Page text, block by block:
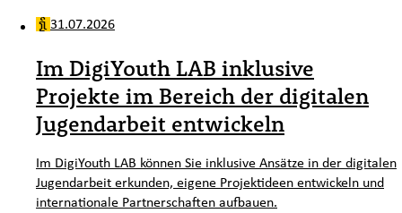
31.07.2026
Im DigiYouth LAB inklusive
Projekte im Bereich der digitalen
Jugendarbeit entwickeln
Im DigiYouth LAB können Sie inklusive Ansätze in der digitalen
Jugendarbeit erkunden, eigene Projektideen entwickeln und
internationale Partnerschaften aufbauen.